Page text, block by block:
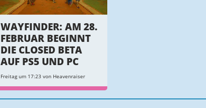
WAYFINDER: AM 28.
FEBRUAR BEGINNT
DIE CLOSED BETA
AUF PS5 UND PC
Freitag um 17:23 von Heavenraiser